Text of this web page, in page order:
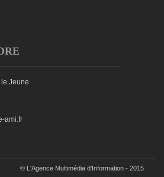
Jeune
ami.fr
© L'Agence Multimédia d'Information - 2015